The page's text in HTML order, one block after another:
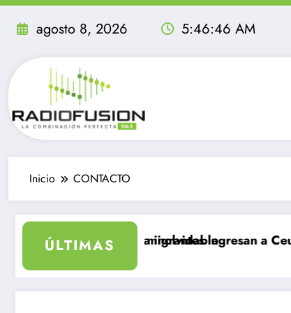
Saltar
agosto 8, 2026 5:46:46 AM
Inicio CONTACTO
ÚLTIMAS
09 de agosto, sea inolvidable
Más de 40 mil migrantes ingresan a Ceuta